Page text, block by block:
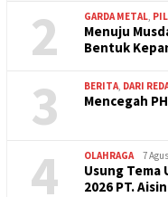
2 GARDA METAL
Menuju
Bentuk
3 BERITA DARI
Mencegah
4 OLAHRAGA 7
Usung Tema
2026 PT.